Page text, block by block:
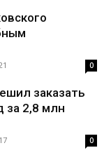
0
заказать
за 2,8 млн
0